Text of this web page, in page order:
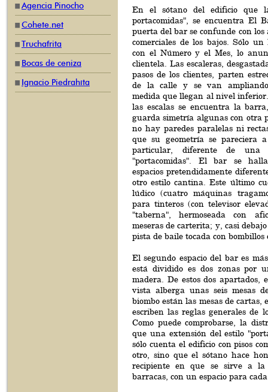
Agencia Pinocho
Cohete.net
Truchafrita
Bocas de ceniza
Ignacio Piedrahíta
En el sótano del edificio que
portacomidas", se encuentra El
puerta del bar se confunde con los
comerciales de los bajos. Sólo
con el Número y el Mes, lo
clientela. Las escaleras,
pasos de los clientes, parten
de la calle y se van
medida que llegan al nivel
las escalas se encuentra la
guarda simetría algunas con otra
no hay paredes paralelas ni
que su geometría se pareciera
particular, diferente de una
"portacomidas". El bar se
espacios pretendidamente
otro estilo cantina. Este último
lúdico (cuatro máquinas
para tinteros (con televisor
"taberna", hermoseada con
meseras de carterita; y, casi
pista de baile tocada con
El segundo espacio del bar es
está dividido es dos zonas por
madera. De estos dos apartados,
vista alberga unas seis mesas
biombo están las mesas de cartas,
escriben las reglas generales de
Como puede comprobarse, la
que una extensión del estilo
sólo cuenta el edificio con pisos
otro, sino que el sótano hace
recipiente en que se sirve a
barracas, con un espacio para